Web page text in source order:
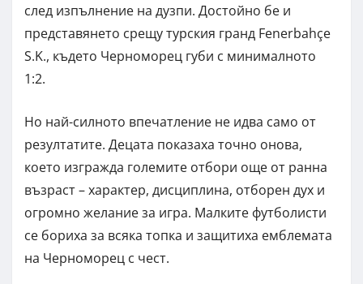
след изпълнение на дузпи. Достойно бе и
представянето срещу турския гранд Fenerbahçe
S.K., където Черноморец губи с минималното
1:2.
Но най-силното впечатление не идва само от
резултатите. Децата показаха точно онова,
което изгражда големите отбори още от ранна
възраст – характер, дисциплина, отборен дух и
огромно желание за игра. Малките футболисти
се бориха за всяка топка и защитиха емблемата
на Черноморец с чест.